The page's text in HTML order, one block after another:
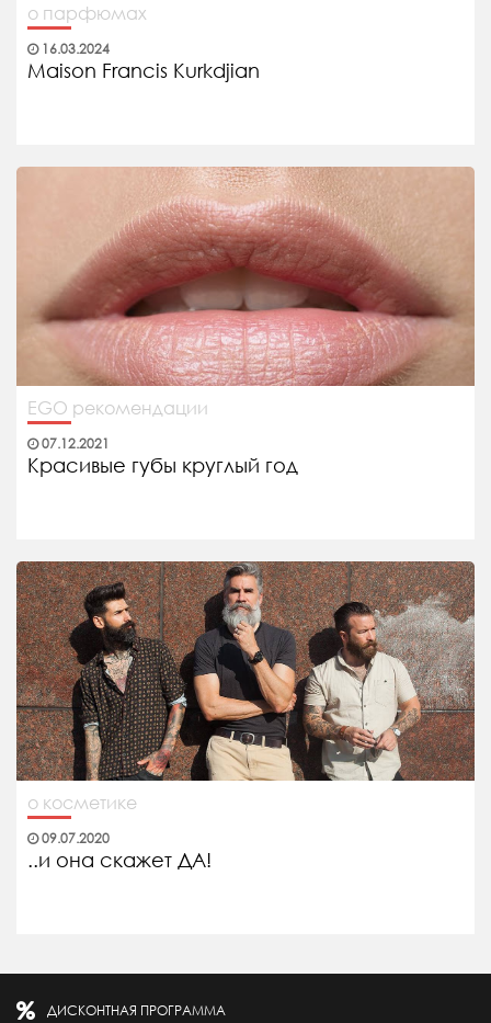
о парфюмах
16.03.2024
Maison Francis Kurkdjian
EGO рекомендации
07.12.2021
Красивые губы круглый год
о косметике
09.07.2020
..и она скажет ДА!
ДИСКОНТНАЯ ПРОГРАММА